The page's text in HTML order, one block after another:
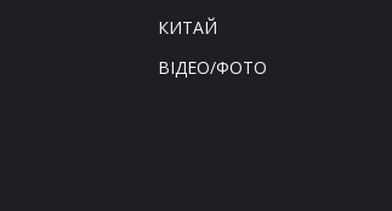
КИТАЙ
ВІДЕО/ФОТО